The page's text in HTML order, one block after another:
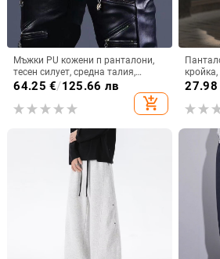
Мъжки PU кожени п ранталони,
тесен силует, средна талия,
уличен стил, пролет 2025
64.25 €/125.66 лв
add_shopping_cart
27.98